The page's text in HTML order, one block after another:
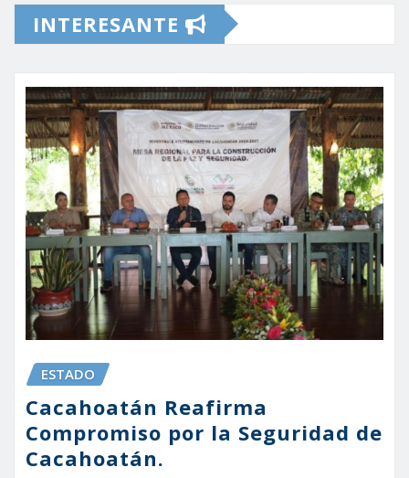
INTERESANTE
ESTADO
Cacahoatán Reafirma
Compromiso por la Seguridad de
Cacahoatán.